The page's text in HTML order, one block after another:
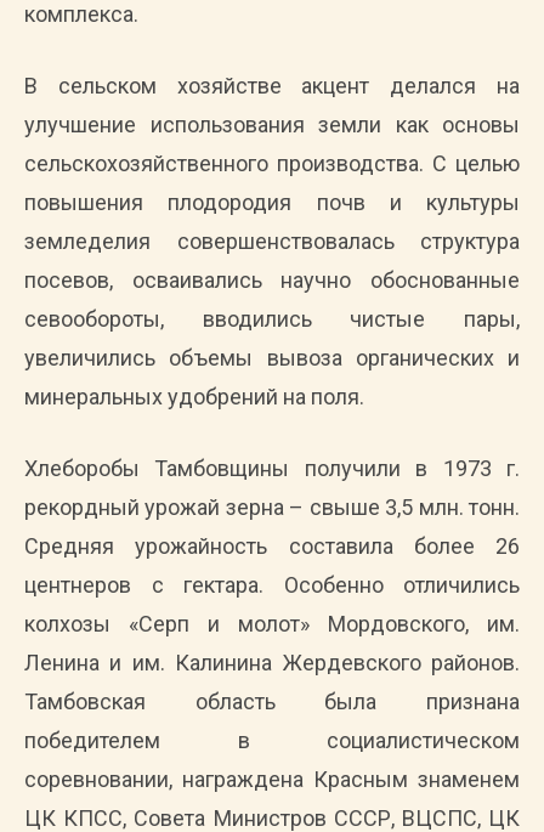
комплекса.
В сельском хозяйстве акцент делался на
улучшение использования земли как основы
сельскохозяйственного производства. С целью
повышения плодородия почв и культуры
земледелия совершенствовалась структура
посевов, осваивались научно обоснованные
севообороты, вводились чистые пары,
увеличились объемы вывоза органических и
минеральных удобрений на поля.
Хлеборобы Тамбовщины получили в 1973 г.
рекордный урожай зерна – свыше 3,5 млн. тонн.
Средняя урожайность составила более 26
центнеров с гектара. Особенно отличились
колхозы «Серп и молот» Мордовского, им.
Ленина и им. Калинина Жердевского районов.
Тамбовская область была признана
победителем в социалистическом
соревновании, награждена Красным знаменем
ЦК КПСС, Совета Министров СССР, ВЦСПС, ЦК